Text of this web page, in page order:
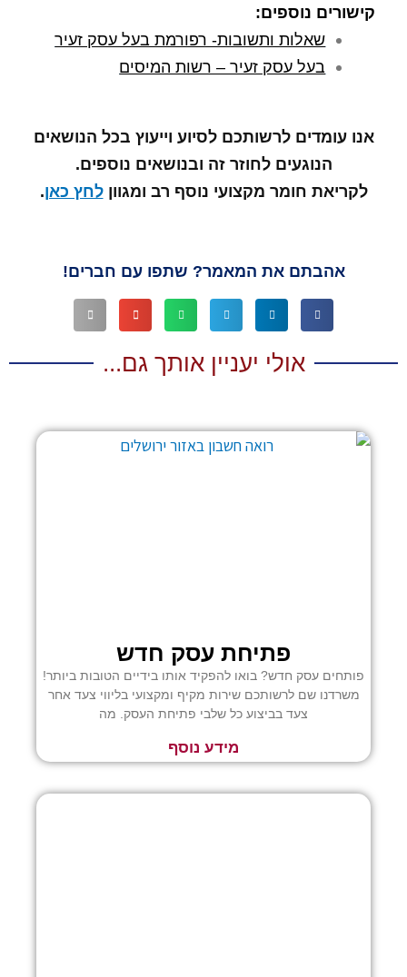
קישורים נוספים:
שאלות ותשובות- רפורמת בעל עסק זעיר
בעל עסק זעיר – רשות המיסים
אנו עומדים לרשותכם לסיוע וייעוץ בכל הנושאים
הנוגעים לחוזר זה ובנושאים נוספים.
לקריאת חומר מקצועי נוסף רב ומגווןלחץ כאן.
אהבתם את המאמר? שתפו עם חברים!
אולי יעניין אותך גם...
פתיחת עסק חדש
פותחים עסק חדש? בואו להפקיד אותו בידיים הטובות ביותר!
משרדנו שם לרשותכם שירות מקיף ומקצועי בליווי צעד אחר
צעד בביצוע כל שלבי פתיחת העסק. מה
מידע נוסף